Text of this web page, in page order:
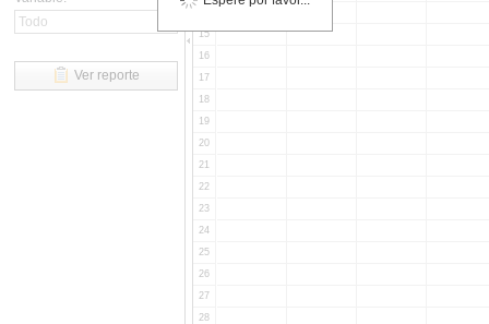
Ver reporte
15
16
17
18
19
20
21
22
23
24
25
26
27
28